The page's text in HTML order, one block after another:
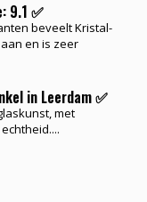
9.1 ✅
beveelt Kristal-
en is zeer
in Leerdam ✅
met